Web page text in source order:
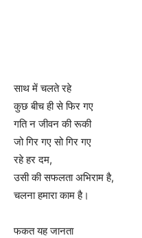
साथ में चलते रहे
कुछ बीच ही से फिर गए
गति न जीवन की रूकी
जो गिर गए सो गिर गए
रहे हर दम,
उसी की सफलता अभिराम है,
चलना हमारा काम है।
फकत यह जानता